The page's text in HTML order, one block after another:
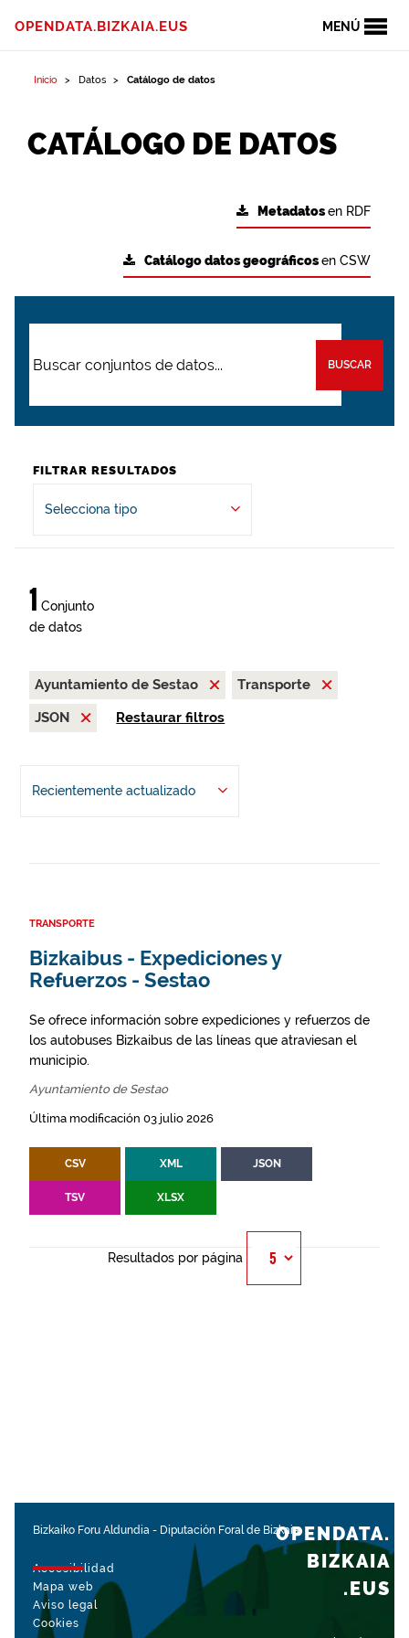
MENÚ
OPENDATA.BIZKAIA.EUS
Inicio Datos Catálogo de datos
CATÁLOGO DE DATOS
Metadatosen RDF
Catálogo datos geográficosen CSW
BUSCAR
FILTRAR RESULTADOS
Selecciona tipo
1 Conjunto
de datos
Ayuntamiento de Sestao
Transporte
JSON
Restaurar filtros
Recientemente actualizado
TRANSPORTE
Bizkaibus - Expediciones y
Refuerzos - Sestao
Se ofrece información sobre expediciones y refuerzos de
los autobuses Bizkaibus de las líneas que atraviesan el
municipio.
Ayuntamiento de Sestao
Última modificación 03 julio 2026
CSV XML JSON
TSV XLSX
Resultados por página
Bizkaiko Foru Aldundia - Diputación Foral de Bizkaia
Accesibilidad
Mapa web
Aviso legal
Cookies
OPENDATA.
BIZKAIA
.EUS